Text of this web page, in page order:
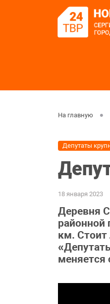
На главную
Депутаты
18 января 2023
Деревня
районной
км. Стоит
меняется